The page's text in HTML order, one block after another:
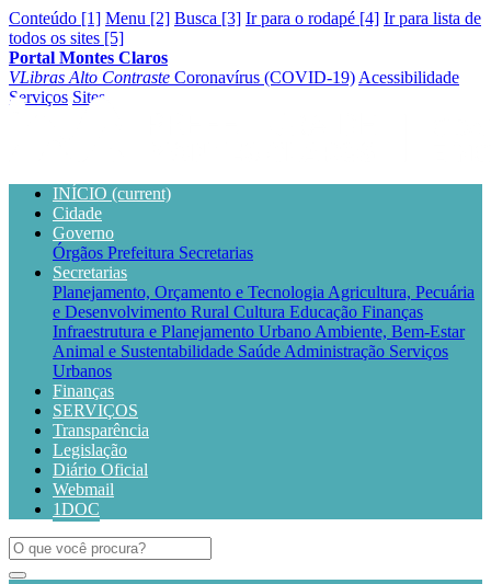
Conteúdo [1] Menu [2] Busca [3] Ir para o rodapé [4] Ir para lista de
todos os sites [5]
Portal Montes Claros
VLibras Alto Contraste Coronavírus (COVID-19) Acessibilidade
Serviços Sites
INÍCIO (current)
Cidade
Governo
Órgãos Prefeitura Secretarias
Secretarias
Planejamento, Orçamento e Tecnologia Agricultura, Pecuária
e Desenvolvimento Rural Cultura Educação Finanças
Infraestrutura e Planejamento Urbano Ambiente, Bem-Estar
Animal e Sustentabilidade Saúde Administração Serviços
Urbanos
Finanças
SERVIÇOS
Transparência
Legislação
Diário Oficial
Webmail
1DOC